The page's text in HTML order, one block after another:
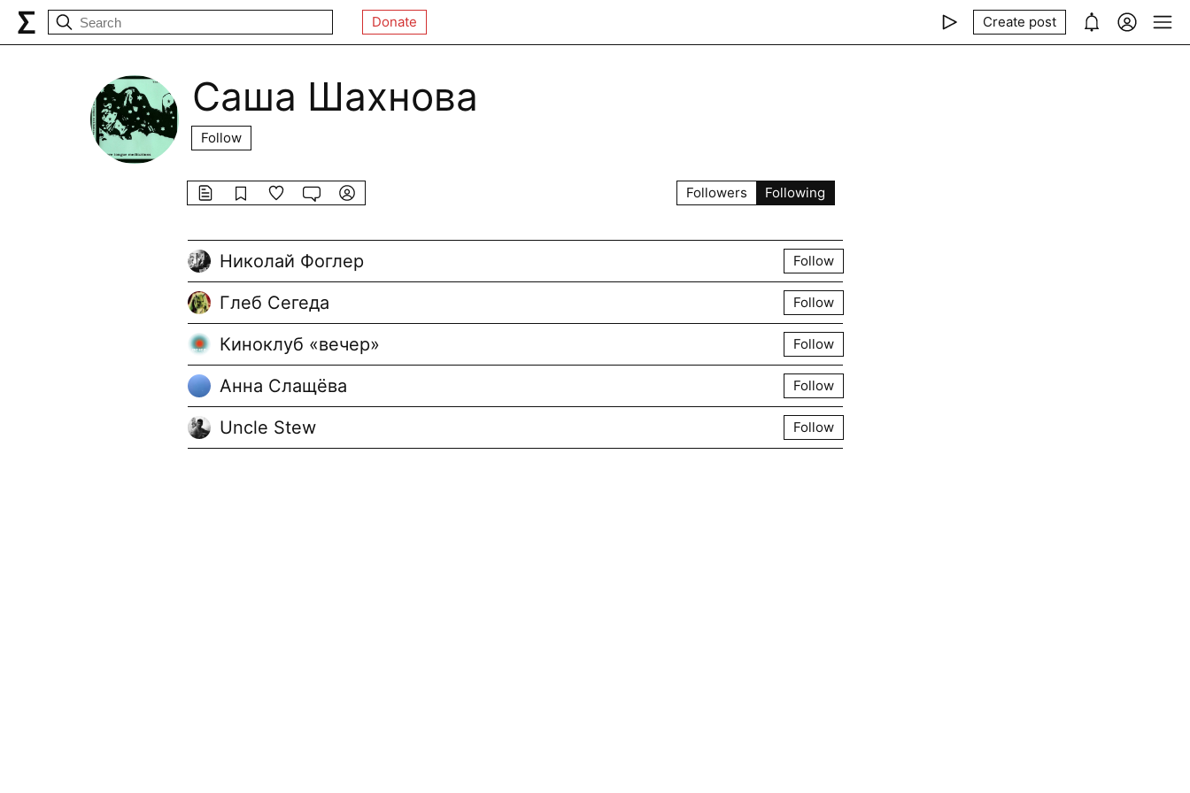
Donate Create post
Саша Шахнова
Follow
Followers Following
Николай Фоглер Follow
Глеб Сегеда Follow
Киноклуб «вечер» Follow
Анна Слащёва Follow
Uncle Stew Follow